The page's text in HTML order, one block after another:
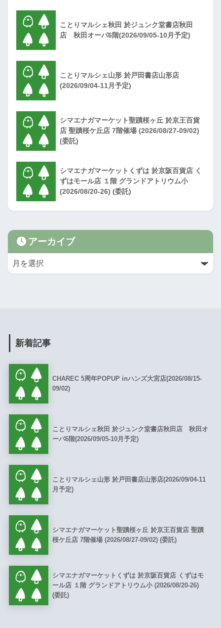
ことりマルシェ秋田 於ジュンク堂書店秋田
店 秋田オーパ6階(2026/09/05-10月予定)
ことりマルシェ山形 於戸田書店山形店
(2026/09/04-11月予定)
シマエナガマーケット聖蹟桜ヶ丘 於京王百貨
店 聖蹟桜ケ丘店 7階催場 (2026/08/27-09/02)
(委託)
シマエナガマーケットくずは 於京阪百貨店 く
ずはモール店 １階 グランドアトリウム小
(2026/08/20-26) (委託)
アーカイブ
新着記事
CHAREC 5周年POPUP inハンズ大宮店(2026/08/15-
09/02)
ことりマルシェ秋田 於ジュンク堂書店秋田店 秋田オ
ーパ6階(2026/09/05-10月予定)
ことりマルシェ山形 於戸田書店山形店(2026/09/04-11
月予定)
シマエナガマーケット聖蹟桜ヶ丘 於京王百貨店 聖蹟
桜ケ丘店 7階催場 (2026/08/27-09/02) (委託)
シマエナガマーケットくずは 於京阪百貨店 くずはモ
ール店 １階 グランドアトリウム小 (2026/08/20-26)
(委託)